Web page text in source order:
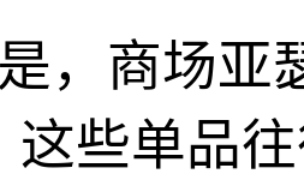
，商场亚
这些单品